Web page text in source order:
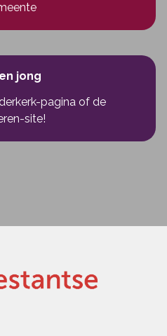
jong
pagina of de
site!